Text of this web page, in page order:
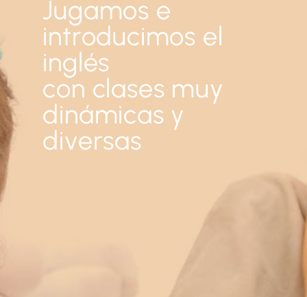
Jugamos e
introducimos el
inglés
con clases muy
dinámicas y
diversas